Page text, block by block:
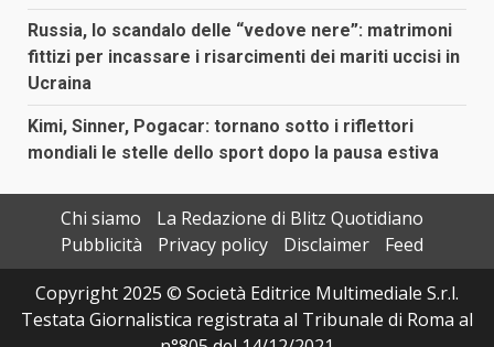
Russia, lo scandalo delle “vedove nere”: matrimoni
fittizi per incassare i risarcimenti dei mariti uccisi in
Ucraina
Kimi, Sinner, Pogacar: tornano sotto i riflettori
mondiali le stelle dello sport dopo la pausa estiva
Chi siamo
La Redazione di Blitz Quotidiano
Pubblicità
Privacy policy Disclaimer
Feed
Copyright 2025 © Società Editrice Multimediale S.r.l.
Testata Giornalistica registrata al Tribunale di Roma al